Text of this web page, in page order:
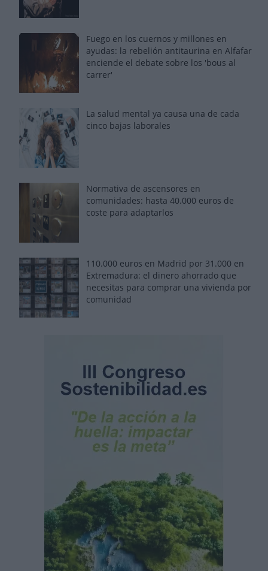
Fuego en los cuernos y millones en
ayudas: la rebelión antitaurina en Alfafar
enciende el debate sobre los 'bous al
carrer'
La salud mental ya causa una de cada
cinco bajas laborales
Normativa de ascensores en
comunidades: hasta 40.000 euros de
coste para adaptarlos
110.000 euros en Madrid por 31.000 en
Extremadura: el dinero ahorrado que
necesitas para comprar una vivienda por
comunidad